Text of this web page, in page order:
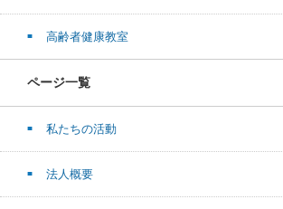
高齢者健康教室
ページ一覧
私たちの活動
法人概要